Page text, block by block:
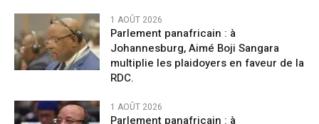
1 AOÛT 2026
Parlement panafricain : à
Johannesburg, Aimé Boji Sangara
multiplie les plaidoyers en faveur de la
RDC.
1 AOÛT 2026
Parlement panafricain : à